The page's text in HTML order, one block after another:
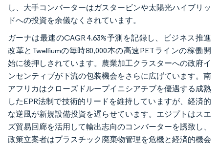
し、大手コンバーターはガスタービンや太陽光ハイブリッ
ドへの投資を余儀なくされています。
ガーナは最速のCAGR 4.63%予測を記録し、ビジネス推進
改革とTwelliumの毎時80,000本の高速PETラインの稼働開
始に後押しされています。農業加工クラスターへの政府イ
ンセンティブが下流の包装機会をさらに広げています。南
アフリカはクローズドループイニシアチブを優遇する成熟
したEPR法制で技術的リードを維持していますが、経済的
な逆風が新規設備投資を遅らせています。エジプトはスエ
ズ貿易回廊を活用して輸出志向のコンバーターを誘致し、
政策立案者はプラスチック廃棄物管理を危機と経済的機会